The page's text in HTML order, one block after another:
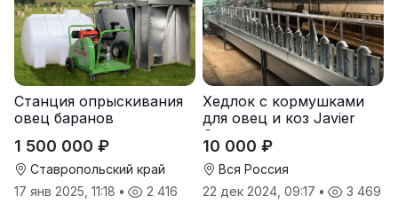
Станция опрыскивания
овец баранов
1 500 000 ₽
Ставропольский край
17 янв 2025, 11:18 • 2 416
Хедлок с кормушками
для овец и коз Javier
Camara
10 000 ₽
Вся Россия
22 дек 2024, 09:17 • 3 469